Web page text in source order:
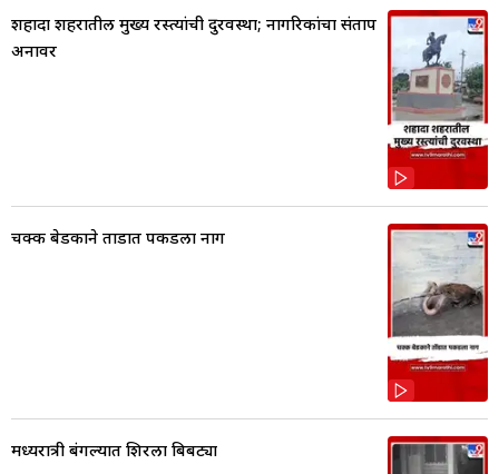
शहादा शहरातील मुख्य रस्त्यांची दुरवस्था; नागरिकांचा संताप
अनावर
चक्क बेडकाने तोंडात पकडला नाग
मध्यरात्री बंगल्यात शिरला बिबट्या